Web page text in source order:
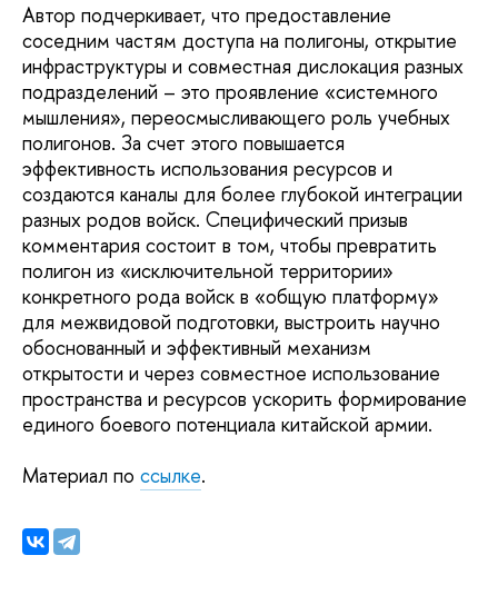
Автор подчеркивает, что предоставление
соседним частям доступа на полигоны, открытие
инфраструктуры и совместная дислокация разных
подразделений – это проявление «системного
мышления», переосмысливающего роль учебных
полигонов. За счет этого повышается
эффективность использования ресурсов и
создаются каналы для более глубокой интеграции
разных родов войск. Специфический призыв
комментария состоит в том, чтобы превратить
полигон из «исключительной территории»
конкретного рода войск в «общую платформу»
для межвидовой подготовки, выстроить научно
обоснованный и эффективный механизм
открытости и через совместное использование
пространства и ресурсов ускорить формирование
единого боевого потенциала китайской армии.
Материал по ссылке.